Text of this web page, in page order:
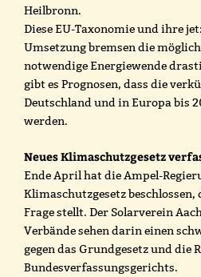
Heilbronn.
Diese EU-Taxonomie und ihre
Umsetzung bremsen die
notwendige Energiewende
gibt es Prognosen, dass die
Deutschland und in Europa bis
werden.
Neues Klimaschutzgesetz
Ende April hat die Ampel-
Klimaschutzgesetz
Frage stellt. Der Solarverein
Verbände sehen darin einen
gegen das Grundgesetz und die
Bundesverfassungsgerichts.